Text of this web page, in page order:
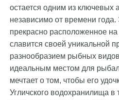
остается одним из ключевых
независимо от времени
прекрасно расположенное на
славится своей уникальной
разнообразием рыбных
идеальным местом для
мечтает о том, чтобы его
Угличского водохранилища в